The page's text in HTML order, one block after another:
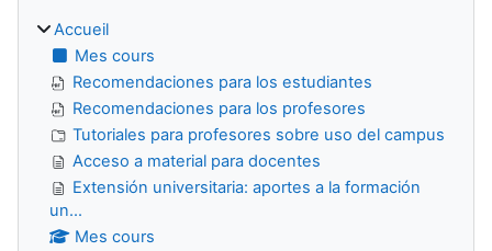
Accueil
Mes cours
Recomendaciones para los estudiantes
Recomendaciones para los profesores
Tutoriales para profesores sobre uso del campus
Acceso a material para docentes
Extensión universitaria: aportes a la formación
un...
Mes cours